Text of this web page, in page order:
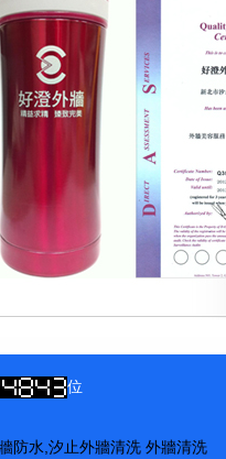
位
防水,汐止外牆清洗 外牆清洗